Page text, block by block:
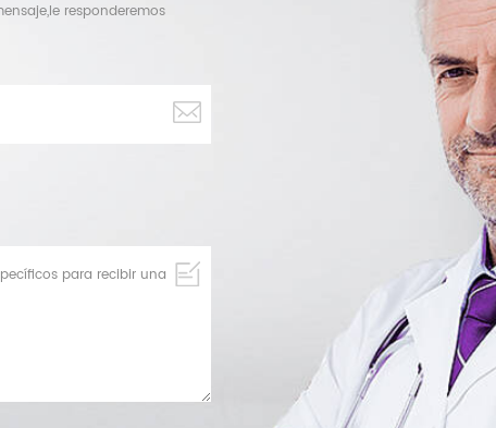
responderemos